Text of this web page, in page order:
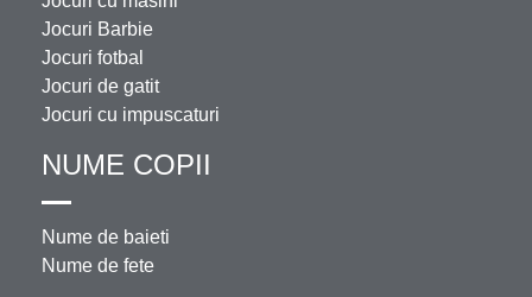
Jocuri Barbie
Jocuri fotbal
Jocuri de gatit
Jocuri cu impuscaturi
NUME COPII
Nume de baieti
Nume de fete